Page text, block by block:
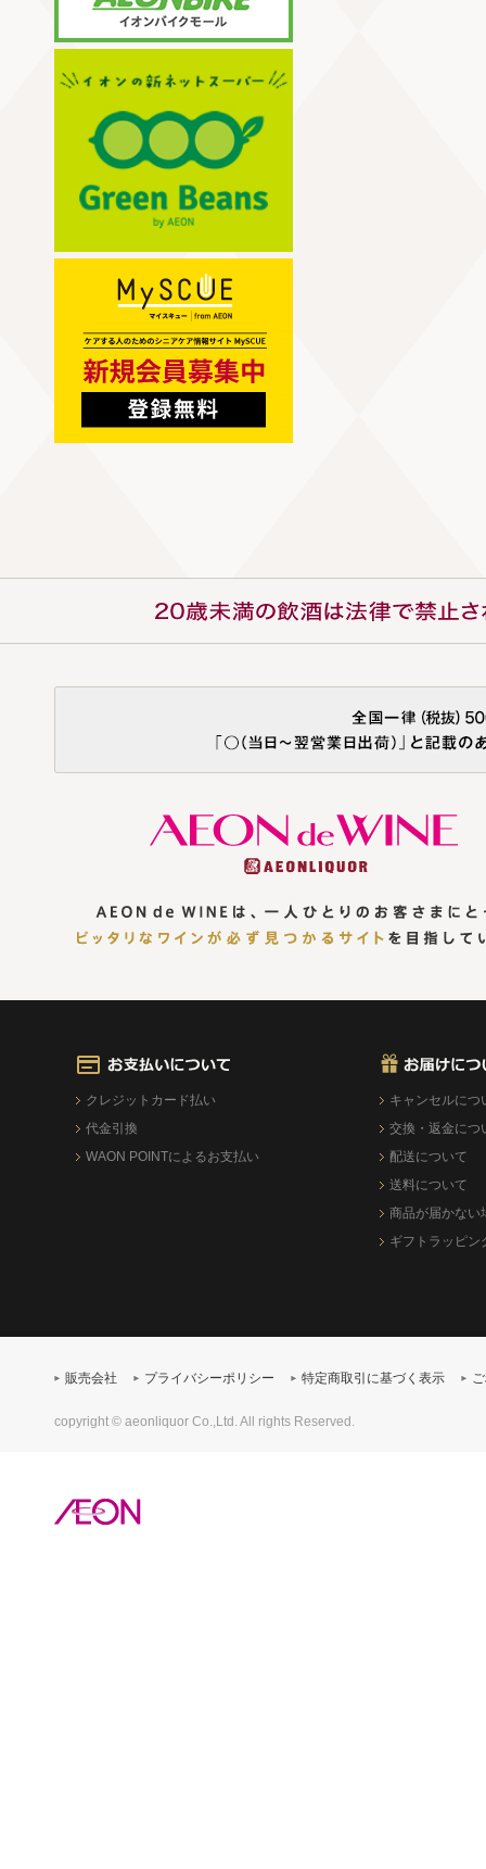
クレジットカード払い
代金引換
WAON POINTによるお支払い
キャンセルにつ
交換・返金につ
配送について
送料について
商品が届かない
ギフトラッピン
販売会社 プライバシーポリシー 特定商取引に基づく表示
copyright © aeonliquor Co.,Ltd. All rights Reserved.